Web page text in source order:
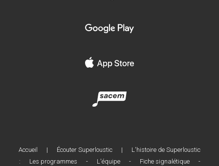
Accueil | Écouter Superloustic |
L'histoire de Superloustic
:
Les programmes - L'équipe - Fiche signalétique
-